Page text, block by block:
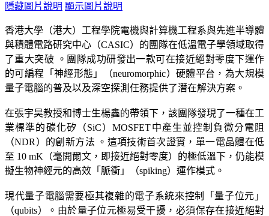
隱藏圖片說明 顯示圖片說明
香港大學（港大）工程學院電機與計算機工程系與先進半導體
與積體電路研究中心（CASIC）的團隊在低溫電子學領域取得
了重大突破 。團隊成功研發出一款可在接近絕對零度下運作
的可編程「神經形態」（neuromorphic）硬體平台，為大規模
量子電腦的普及以及深空探測任務提供了潛在解決方案。
在張宇昊教授和博士生楊鑫的帶領下，該團隊發現了一種在工
業標準的碳化矽（SiC）MOSFET中產生並控制負微分電阻
（NDR）的創新方法 。這項技術首次證實，單一電晶體在低
至 10 mK（毫開爾文，即接近絕對零度）的極低溫下，仍能模
擬生物神經元的高效「脈衝」（spiking）運作模式。
現代量子電腦需要極其複雜的電子系統來控制「量子位元」
（qubits）。由於量子位元極易受干擾，必須保存在接近絕對